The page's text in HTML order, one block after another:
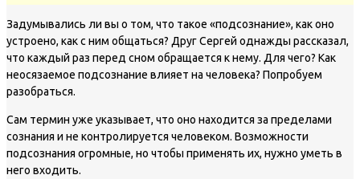
Задумывались ли вы о том, что такое «подсознание», как оно
устроено, как с ним общаться? Друг Сергей однажды рассказал,
что каждый раз перед сном обращается к нему. Для чего? Как
неосязаемое подсознание влияет на человека? Попробуем
разобраться.
Сам термин уже указывает, что оно находится за пределами
сознания и не контролируется человеком. Возможности
подсознания огромные, но чтобы применять их, нужно уметь в
него входить.